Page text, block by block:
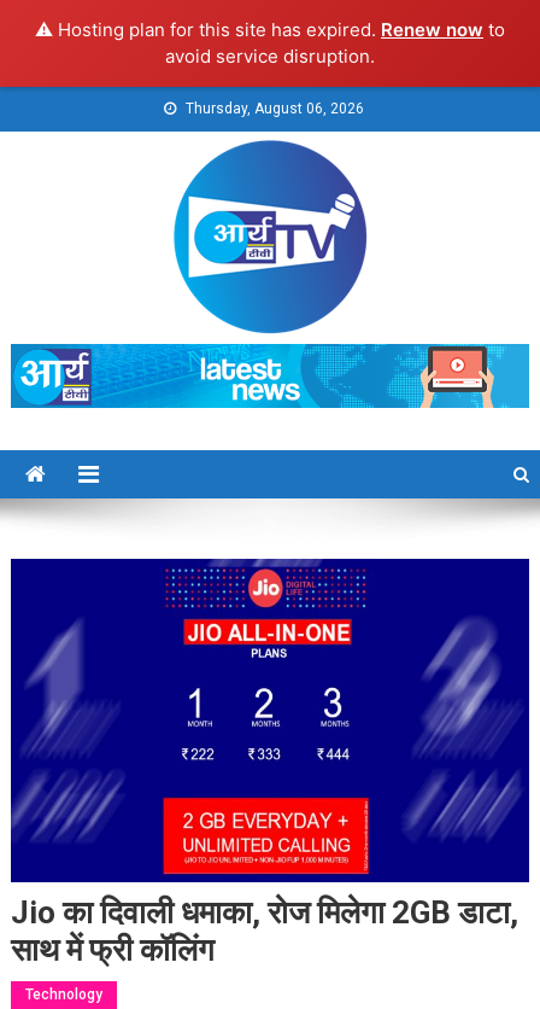
⚠️ Hosting plan for this site has expired. Renew now to
avoid service disruption.
to
Thursday, August 06, 2026
Arya TV
Jio का दिवाली धमाका, रोज मिलेगा 2GB डाटा,
साथ में फ्री कॉलिंग
Technology